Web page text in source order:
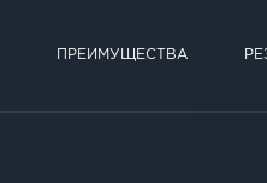
ПРЕИМУЩЕСТВА